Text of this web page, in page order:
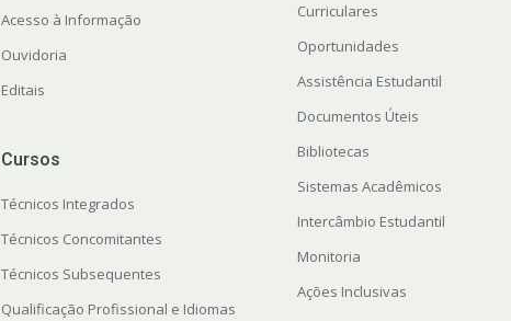
Acesso à Informação
Ouvidoria
Editais
Cursos
Técnicos Integrados
Técnicos Concomitantes
Técnicos Subsequentes
Qualificação Profissional e Idiomas
Curriculares
Oportunidades
Assistência Estudantil
Documentos Úteis
Bibliotecas
Sistemas Acadêmicos
Intercâmbio Estudantil
Monitoria
Ações Inclusivas